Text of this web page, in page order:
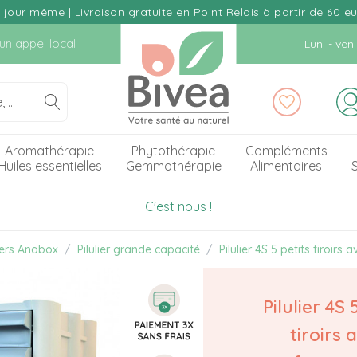
même | Livraison gratuite en Point Relais à partir de 60
appel local Lun. -
Aromathérapie
essentielles
Phytothérapie
Gemmothérapie
Compléments
Alimentaires
C'est nous !
Anabox Pilulier grande capacité Pilulier 4S 5 petits tiroirs
Pilulier 4S
tiroirs